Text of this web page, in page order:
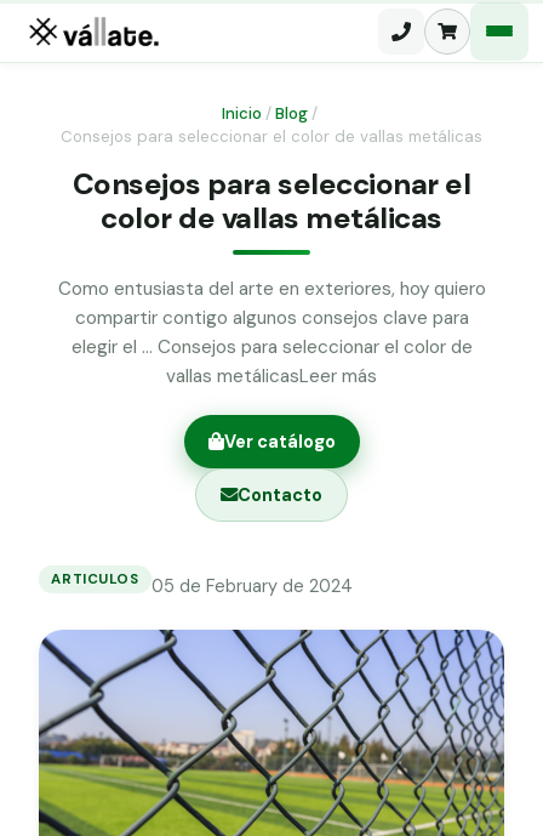
Malla ganadera
Malla simple torsión
Panel malla H.
Puerta abatible dos hojas
Poste malla Hércules
Poste malla simple torsión
Alambre de espino galvanizado
Alambre liso galvanizado
Malla ocultación 70 g/m² verde
Abrazadera PVC malla H.
Grapas a-18
Tensor galvanizado
Inicio /Blog /
Consejos para seleccionar el color de vallas metálicas
Consejos para seleccionar el
color de vallas metálicas
Como entusiasta del arte en exteriores, hoy quiero
compartir contigo algunos consejos clave para
elegir el … Consejos para seleccionar el color de
vallas metálicasLeer más
Ver catálogo
Contacto
ARTICULOS 05 de February de 2024
seleccionar
el
color
vallas
metálicas